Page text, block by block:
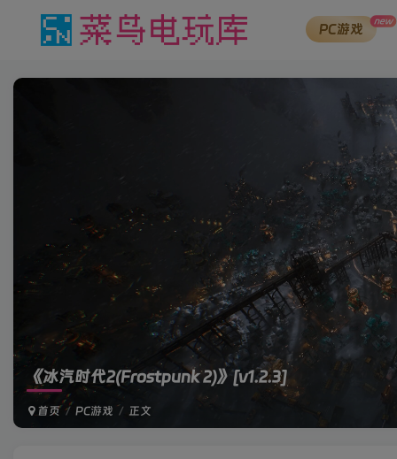
PC游戏 new
《冰汽时代2(Frostpunk 2)》[v1.2.3]
首页 PC游戏 正文